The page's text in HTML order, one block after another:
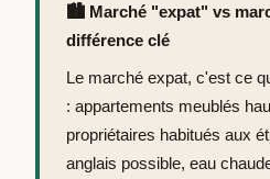
🏙️ Marché "expat" vs
différence clé
Le marché expat, c'est ce
: appartements meublés
propriétaires habitués aux
anglais possible, eau